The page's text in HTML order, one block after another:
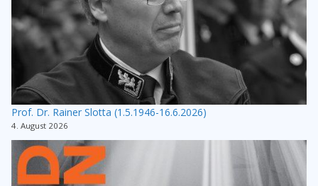
Prof. Dr. Rainer Slotta (1.5.1946-16.6.2026)
4. August 2026